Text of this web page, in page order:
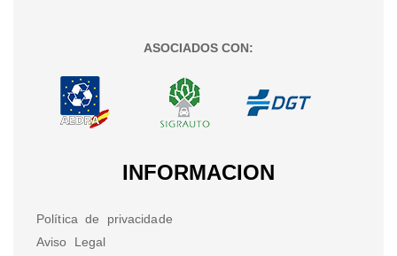
ASOCIADOS CON:
INFORMACION
Política de privacidade
Aviso Legal